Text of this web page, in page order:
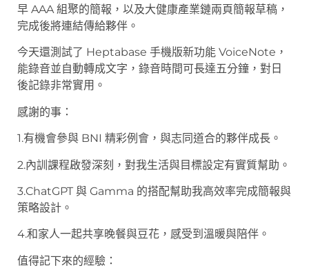
早 AAA 組聚的簡報，以及大健康產業鏈兩頁簡報草稿，
完成後將連結傳給夥伴。
今天還測試了 Heptabase 手機版新功能 VoiceNote，
能錄音並自動轉成文字，錄音時間可長達五分鐘，對日
後記錄非常實用。
感謝的事：
1.有機會參與 BNI 精彩例會，與志同道合的夥伴成長。
2.內訓課程啟發深刻，對我生活與目標設定有實質幫助。
3.ChatGPT 與 Gamma 的搭配幫助我高效率完成簡報與
策略設計。
4.和家人一起共享晚餐與豆花，感受到溫暖與陪伴。
值得記下來的經驗：